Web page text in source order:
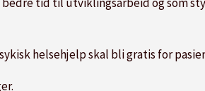
helsehjelp skal bli gratis for